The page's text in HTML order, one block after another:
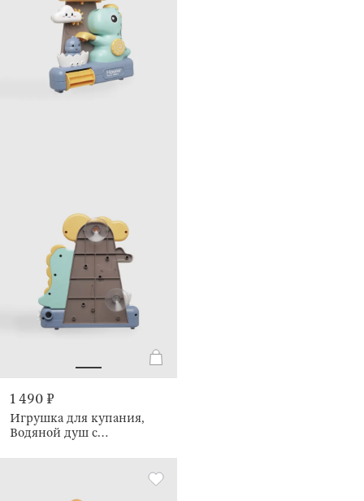
1 490 ₽
Игрушка для купания,
Водяной душ с